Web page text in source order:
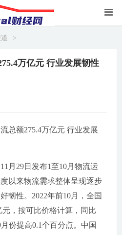
>
万亿元 行业发展韧性
总额275.4万亿元 行业发展
月29日发布1至10月物流运
以来物流需求整体呈现逐步
韧性。2022年前10月，全国
元，按可比价格计算，同比
份提高0.1个百分点。中国